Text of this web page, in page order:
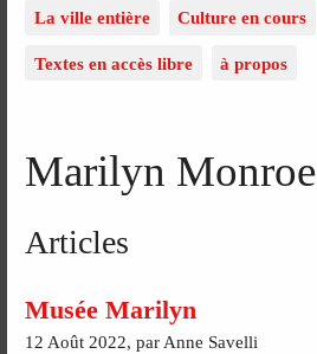
La ville entière Culture en cours
Textes en accès libre à propos
Marilyn Monroe
Articles
Musée Marilyn
12 Août 2022, par Anne Savelli